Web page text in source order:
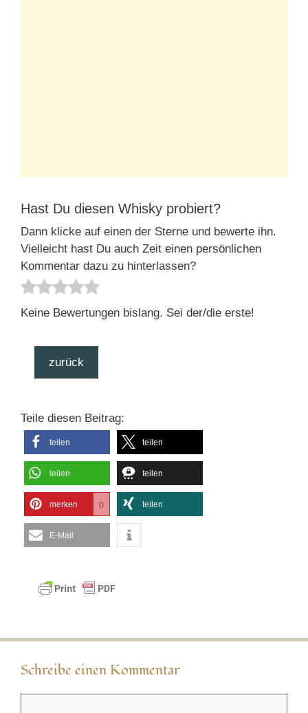
Hast Du diesen Whisky probiert?
Dann klicke auf einen der Sterne und bewerte ihn.
Vielleicht hast Du auch Zeit einen persönlichen
Kommentar dazu zu hinterlassen?
Keine Bewertungen bislang. Sei der/die erste!
zurück
Teile diesen Beitrag:
teilen teilen
teilen teilen
merken 0 teilen
E-Mail
Schreibe einen Kommentar